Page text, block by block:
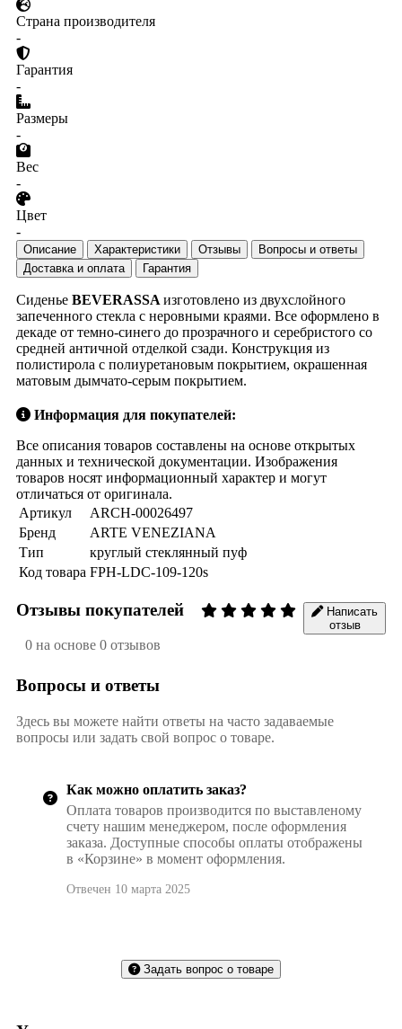
Страна производителя
-
Гарантия
-
Размеры
-
Вес
-
Цвет
-
Описание Характеристики Отзывы
Вопросы и ответы
Доставка и оплата
Гарантия
Сиденье BEVERASSA изготовлено из двухслойного
запеченного стекла с неровными краями. Все оформлено в
декаде от темно-синего до прозрачного и серебристого со
средней античной отделкой сзади. Конструкция из
полистирола с полиуретановым покрытием, окрашенная
матовым дымчато-серым покрытием.
Информация для покупателей:
Все описания товаров составлены на основе открытых
данных и технической документации. Изображения
товаров носят информационный характер и могут
отличаться от оригинала.
Артикул
ARCH-00026497
Бренд
ARTE VENEZIANA
Тип
круглый стеклянный пуф
Код товара FPH-LDC-109-120s
Отзывы покупателей
0 на основе 0 отзывов
Написать
отзыв
Вопросы и ответы
Здесь вы можете найти ответы на часто задаваемые
вопросы или задать свой вопрос о товаре.
Как можно оплатить заказ?
Оплата товаров производится по выставленому
счету нашим менеджером, после оформления
заказа. Доступные способы оплаты отображены
в «Корзине» в момент оформления.
Отвечен 10 марта 2025
Задать вопрос о товаре